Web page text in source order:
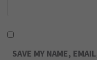
SAVE MY NAME,